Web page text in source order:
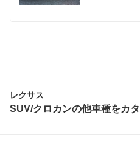
レクサス
SUV/クロカンの他車種をカ